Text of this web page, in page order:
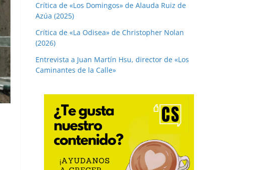
Crítica de «Los Domingos» de Alauda Ruiz de
Azúa (2025)
Crítica de «La Odisea» de Christopher Nolan
(2026)
Entrevista a Juan Martín Hsu, director de «Los
Caminantes de la Calle»